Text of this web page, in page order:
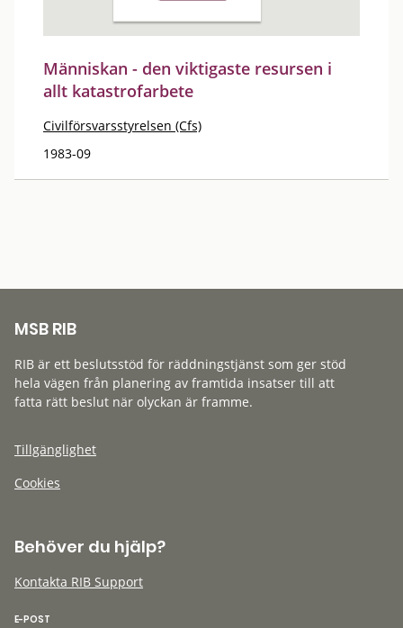
Människan - den viktigaste resursen i
allt katastrofarbete
Civilförsvarsstyrelsen (Cfs)
1983-09
MSB RIB
RIB är ett beslutsstöd för räddningstjänst som ger stöd
hela vägen från planering av framtida insatser till att
fatta rätt beslut när olyckan är framme.
Tillgänglighet
Cookies
Behöver du hjälp?
Kontakta RIB Support
E-POST